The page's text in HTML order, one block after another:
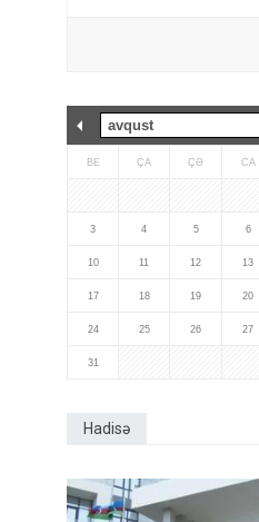
BE ÇA ÇƏ CA
3 4 5 6
10 11 12 13
17 18 19 20
24 25 26 27
31
Hadisə